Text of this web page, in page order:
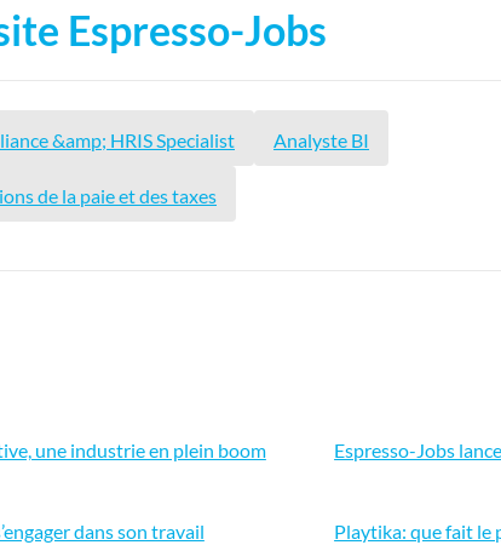
Espresso-Jobs
&amp; HRIS Specialist Analyste BI
de la paie et des taxes
une industrie en plein boom Espresso-Jobs
dans son travail
Playtika: que fait le